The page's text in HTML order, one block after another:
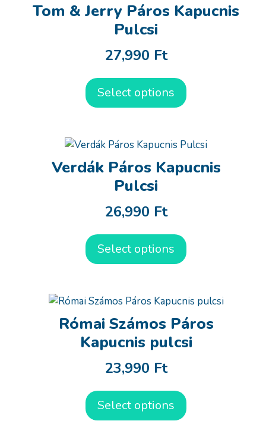
Tom & Jerry Páros Kapucnis
Pulcsi
27,990 Ft
Select options
Verdák Páros Kapucnis
Pulcsi
26,990 Ft
Select options
Római Számos Páros
Kapucnis pulcsi
23,990 Ft
Select options